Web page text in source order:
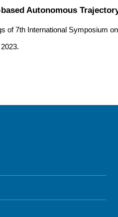
Autonomous
of 7th International Symposium